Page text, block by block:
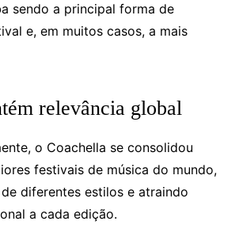
sendo a principal forma de
e, em muitos casos, a mais
relevância global
o Coachella se consolidou
festivais de música do mundo,
diferentes estilos e atraindo
a cada edição.